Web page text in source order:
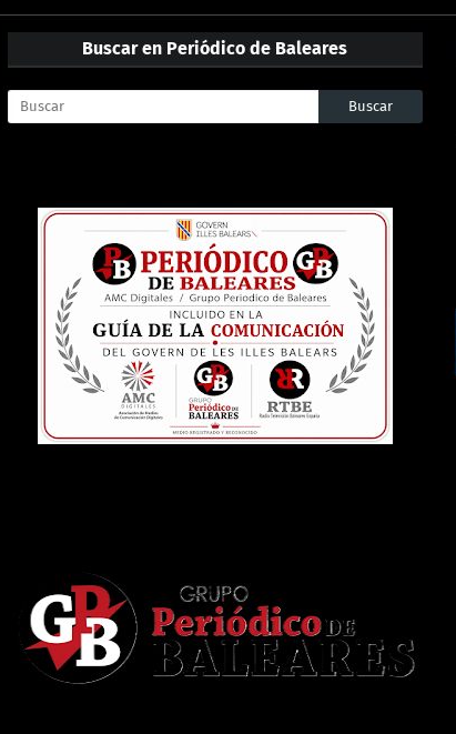
Buscar en Periódico de Baleares